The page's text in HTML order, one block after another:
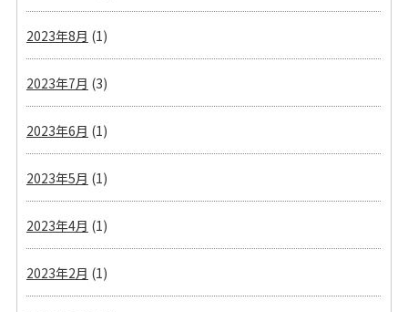
2023年8月 (1)
2023年7月 (3)
2023年6月 (1)
2023年5月 (1)
2023年4月 (1)
2023年2月 (1)